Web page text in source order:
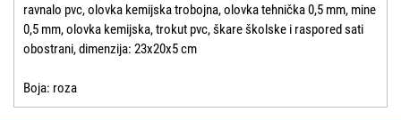
ravnalo pvc, olovka kemijska trobojna, olovka tehnička 0,5 mm, mine
0,5 mm, olovka kemijska, trokut pvc, škare školske i raspored sati
obostrani, dimenzija: 23x20x5 cm
Boja: roza